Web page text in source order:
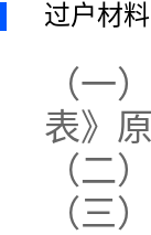
过户材料
（一
表》
（二
（三